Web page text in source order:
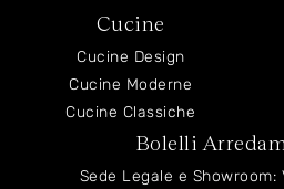
Cucine
Cucine Design
Cucine Moderne
Cucine Classiche
Bolelli
Sede Legale e Showroom: